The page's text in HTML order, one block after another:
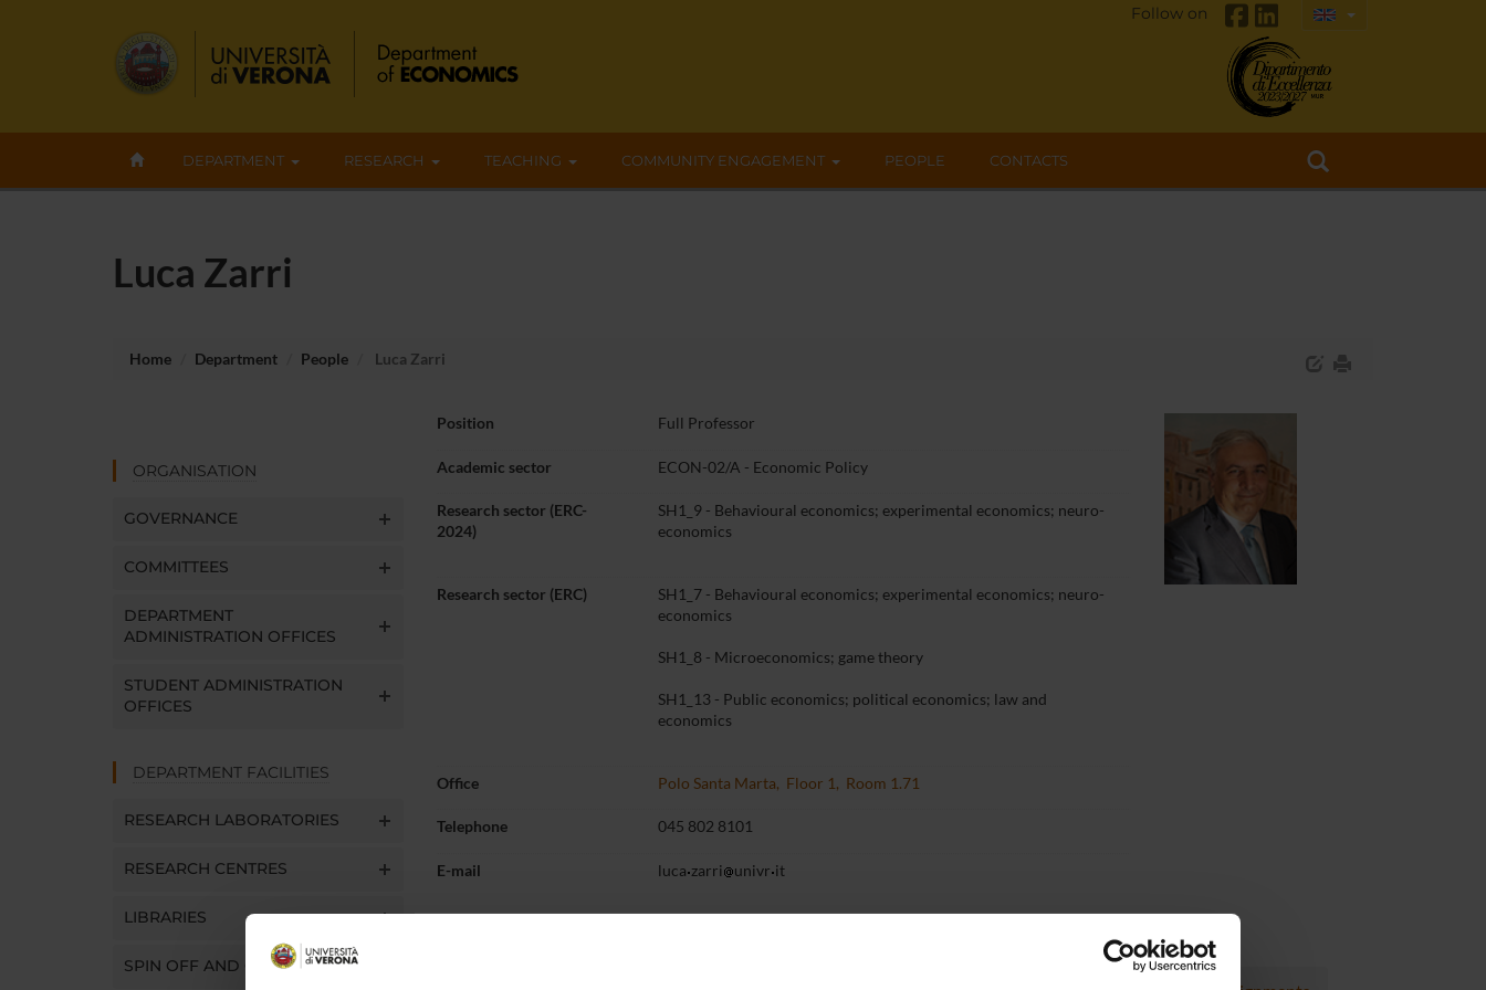
Follow on
DEPARTMENT RESEARCH TEACHING COMMUNITY ENGAGEMENT PEOPLE CONTACTS
Luca Zarri
Home Department People Luca Zarri
ORGANISATION
GOVERNANCE
COMMITTEES
DEPARTMENT
ADMINISTRATION OFFICES
STUDENT ADMINISTRATION
OFFICES
DEPARTMENT FACILITIES
RESEARCH LABORATORIES
RESEARCH CENTRES
LIBRARIES
SPIN OFF AND COMPANIES
Position Full Professor
Academic sector ECON-02/A - Economic Policy
Research sector (ERC-
2024)
SH1_9 - Behavioural economics; experimental economics; neuro-
economics
Research sector (ERC)
SH1_7 - Behavioural economics; experimental economics; neuro-
economics
SH1_8 - Microeconomics; game theory
SH1_13 - Public economics; political economics; law and
economics
Office Polo Santa Marta, Floor 1, Room 1.71
Telephone 045 802 8101
E-mail luca zarri univr it